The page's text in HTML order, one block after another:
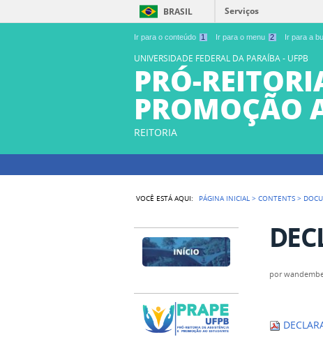
Ir para o conteúdo 1 Ir para o menu 2 Ir para a
BRASIL Serviços
UNIVERSIDADE FEDERAL DA PARAÍBA - UFPB
PRÓ-
PROMOÇÃO
REITORIA
VOCÊ ESTÁ AQUI: PÁGINA INICIAL >CONTENTS >
por